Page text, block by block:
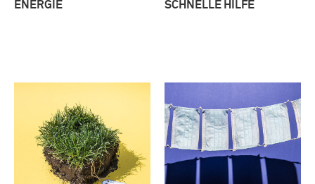
ENERGIE SCHNELLE HILFE